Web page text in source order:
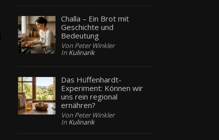
Challa – Ein Brot mit
Geschichte und
Bedeutung
Von Peter Winkler
In Kulinarik
Das Hüffenhardt-
Experiment: Können wir
uns rein regional
ernähren?
Von Peter Winkler
In Kulinarik